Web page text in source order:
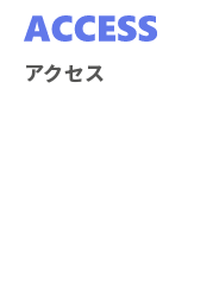
アクセス